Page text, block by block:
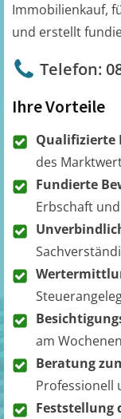
Immobilienkauf,
und erstellt
Telefon:
Ihre Vorteile
Qualifizierte
des
Fundierte
Erbschaft
am
Beratung
Professionell
Feststellung